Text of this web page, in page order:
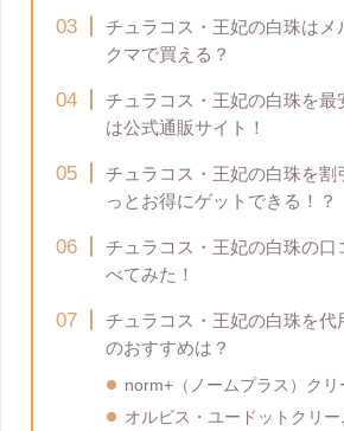
チュラコス・王妃の白珠はメ
クマで買える？
チュラコス・王妃の白珠を最
は公式通販サイト！
チュラコス・王妃の白珠を割
っとお得にゲットできる！？
チュラコス・王妃の白珠の口
べてみた！
チュラコス・王妃の白珠を代
のおすすめは？
norm+（ノームプラス）クリ
オルビス・ユードットクリ